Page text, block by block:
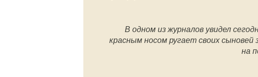
В одном из журналов увидел
красным носом ругает своих
на